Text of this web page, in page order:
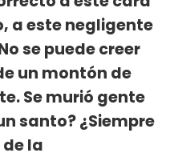
a este negligente
se puede creer
un montón de
Se murió gente
santo? ¿Siempre
la